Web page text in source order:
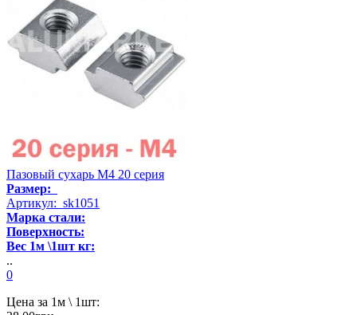
Пазовый сухарь М4 20 серия
Размер:
Артикул: sk1051
Марка стали:
Поверхность:
Вес 1м \1шт кг:
..
0
Цена за 1м \ 1шт: